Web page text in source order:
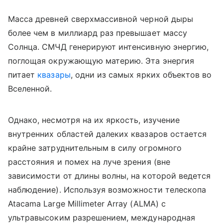
Масса древней сверхмассивной черной дыры
более чем в миллиард раз превышает массу
Солнца. СМЧД генерируют интенсивную энергию,
поглощая окружающую материю. Эта энергия
питает квазары, одни из самых ярких объектов во
Вселенной.
Однако, несмотря на их яркость, изучение
внутренних областей далеких квазаров остается
крайне затруднительным в силу огромного
расстояния и помех на луче зрения (вне
зависимости от длины волны, на которой ведется
наблюдение). Используя возможности телескопа
Atacama Large Millimeter Array (ALMA) с
ультравысоким разрешением, международная